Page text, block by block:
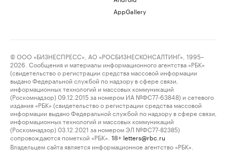
AppGallery
© ООО «БИЗНЕСПРЕСС», АО «РОСБИЗНЕСКОНСАЛТИНГ», 1995–
2026. Сообщения и материалы информационного агентства «РБК»
(свидетельство о регистрации средства массовой информации
выдано Федеральной службой по надзору в сфере связи,
информационных технологий и массовых коммуникаций
(Роскомнадзор) 09.12.2015 за номером ИА №ФС77-63848) и сетевого
издания «РБК» (свидетельство о регистрации средства массовой
информации выдано Федеральной службой по надзору в сфере связи,
информационных технологий и массовых коммуникаций
(Роскомнадзор) 03.12.2021 за номером ЭЛ №ФС77-82385)
сопровождаются пометкой «РБК».
18+ letters@rbc.ru
Владельцем сайта является информационное агентство «РБК».